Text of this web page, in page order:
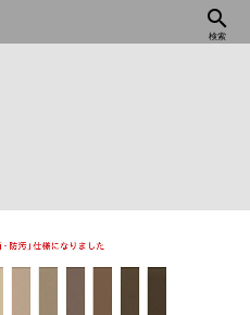
search
検索